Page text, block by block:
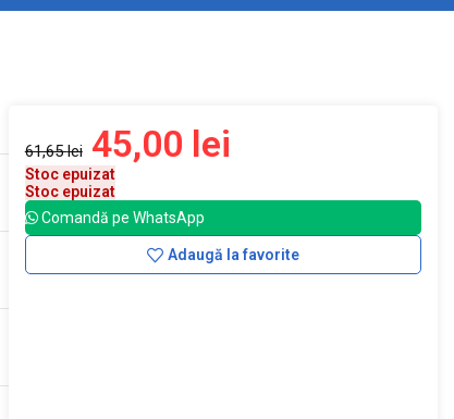
61,65lei 45,00 lei
Stoc epuizat
Stoc epuizat
Comandă pe WhatsApp
Adaugă la favorite